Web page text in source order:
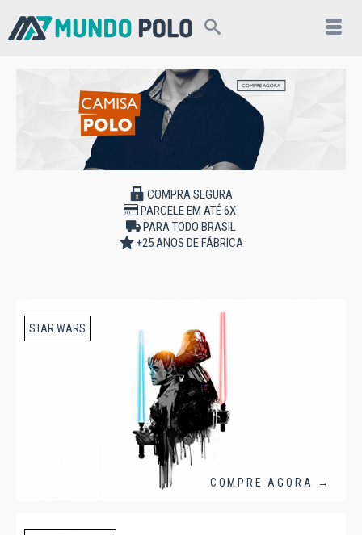
COMPRA SEGURA
PARCELE EM ATÉ 6X
PARA TODO BRASIL
+25 ANOS DE FÁBRICA
STAR WARS
COMPRE AGORA →